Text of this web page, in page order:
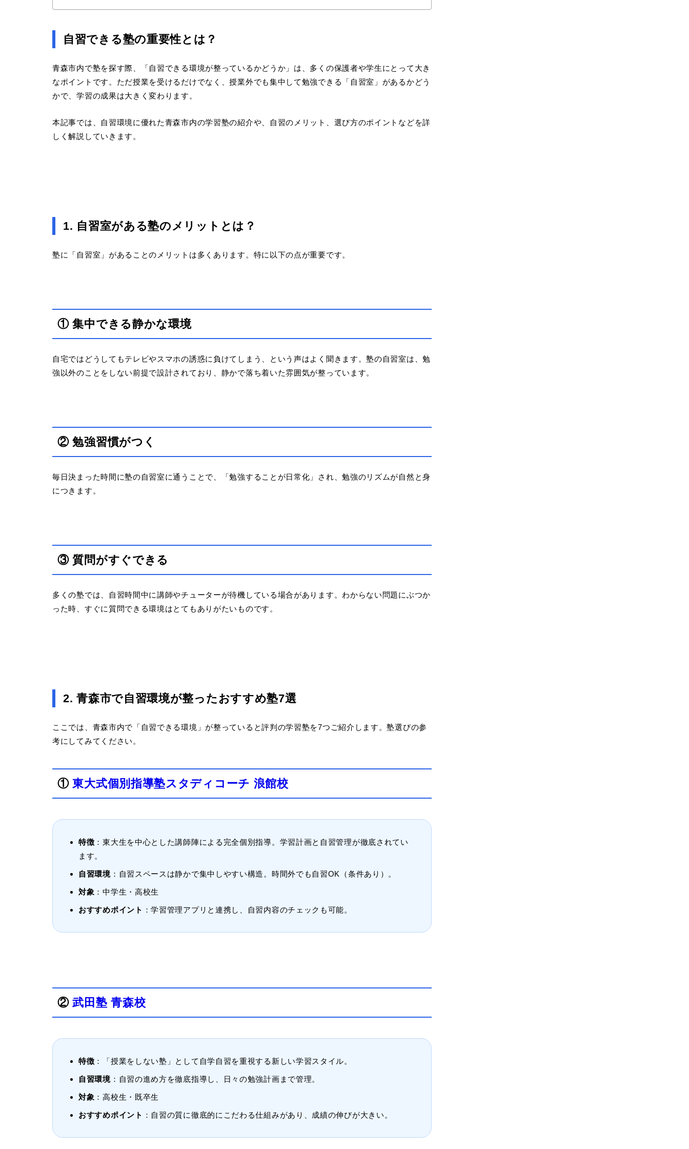
自習できる塾の重要性とは？
青森市内で塾を探す際、「自習できる環境が整っているかどうか」は、多くの保護者や学生にとって大き
なポイントです。ただ授業を受けるだけでなく、授業外でも集中して勉強できる「自習室」があるかどう
かで、学習の成果は大きく変わります。
本記事では、自習環境に優れた青森市内の学習塾の紹介や、自習のメリット、選び方のポイントなどを詳
しく解説していきます。
1. 自習室がある塾のメリットとは？
塾に「自習室」があることのメリットは多くあります。特に以下の点が重要です。
① 集中できる静かな環境
自宅ではどうしてもテレビやスマホの誘惑に負けてしまう、という声はよく聞きます。塾の自習室は、勉
強以外のことをしない前提で設計されており、静かで落ち着いた雰囲気が整っています。
② 勉強習慣がつく
毎日決まった時間に塾の自習室に通うことで、「勉強することが日常化」され、勉強のリズムが自然と身
につきます。
③ 質問がすぐできる
多くの塾では、自習時間中に講師やチューターが待機している場合があります。わからない問題にぶつか
った時、すぐに質問できる環境はとてもありがたいものです。
2. 青森市で自習環境が整ったおすすめ塾7選
ここでは、青森市内で「自習できる環境」が整っていると評判の学習塾を7つご紹介します。塾選びの参
考にしてみてください。
①東大式個別指導塾スタディコーチ 浪館校
特徴 ：東大生を中心とした講師陣による完全個別指導。学習計画と自習管理が徹底されてい
ます。
自習環境：自習スペースは静かで集中しやすい構造。時間外でも自習OK（条件あり）。
対象 ：中学生・高校生
おすすめポイント ：学習管理アプリと連携し、自習内容のチェックも可能。
②武田塾 青森校
特徴 ：「授業をしない塾」として自学自習を重視する新しい学習スタイル。
自習環境：自習の進め方を徹底指導し、日々の勉強計画まで管理。
対象 ：高校生・既卒生
おすすめポイント ：自習の質に徹底的にこだわる仕組みがあり、成績の伸びが大きい。